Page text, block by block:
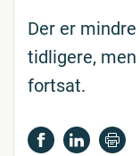
Der er
tidligere,
fortsat.